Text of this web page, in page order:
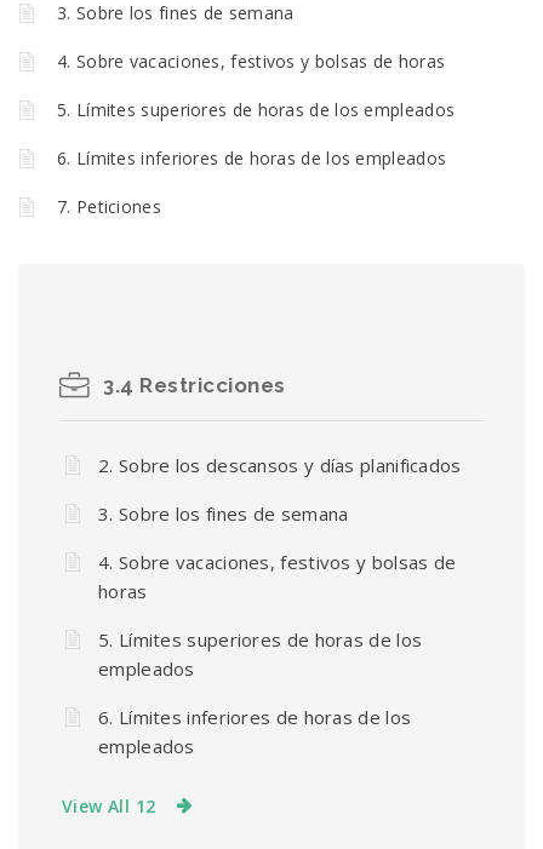
3. Sobre los fines de semana
4. Sobre vacaciones, festivos y bolsas de horas
5. Límites superiores de horas de los empleados
6. Límites inferiores de horas de los empleados
7. Peticiones
3.4 Restricciones
2. Sobre los descansos y días planificados
3. Sobre los fines de semana
4. Sobre vacaciones, festivos y bolsas de
horas
5. Límites superiores de horas de los
empleados
6. Límites inferiores de horas de los
empleados
View All 12